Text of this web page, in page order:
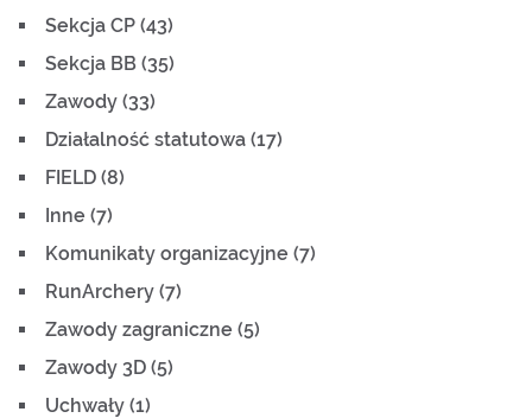
Sekcja CP (43)
Sekcja BB (35)
Zawody (33)
Działalność statutowa (17)
FIELD (8)
Inne (7)
Komunikaty organizacyjne (7)
RunArchery (7)
Zawody zagraniczne (5)
Zawody 3D (5)
Uchwały (1)